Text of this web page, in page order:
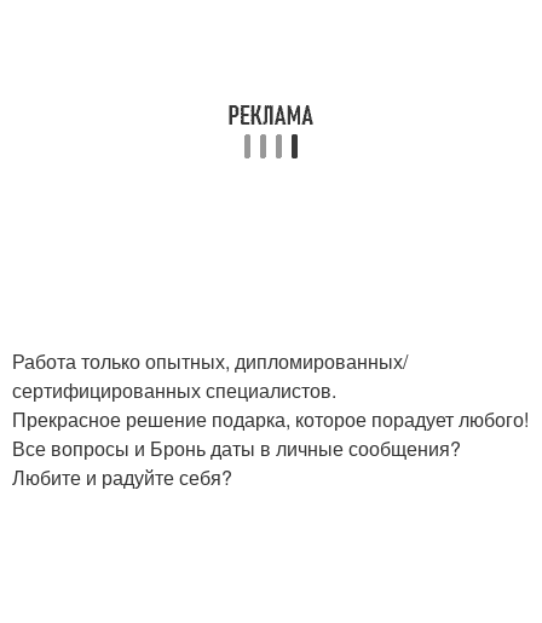
Работа только опытных, дипломированных/
сертифицированных специалистов.
Прекрасное решение подарка, которое порадует любого!
Все вопросы и Бронь даты в личные сообщения?
Любите и радуйте себя?